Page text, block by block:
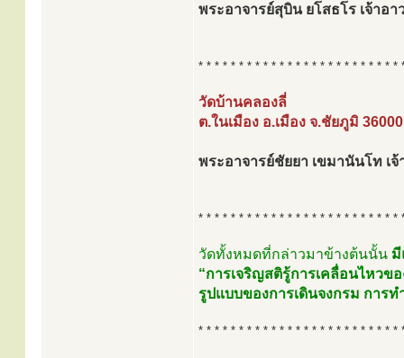
พระอาจารย์สุบิน ยโสธโร เจ้าอา
* * * * * * * * * * * * * * * * * * * * * * * * *
วัดบ้านคลองลี่
ต.ในเมือง อ.เมือง จ.ชัยภูมิ 36000
พระอาจารย์ชัยยา เขมานันโท เจ้
* * * * * * * * * * * * * * * * * * * * * * * * *
วัดทั้งหมดที่กล่าวมาข้างต้นนั้น มี
“การเจริญสติรู้การเคลื่อนไหว
รูปแบบของการเดินจงกรม การ
* * * * * * * * * * * * * * * * * * * * * * * * *